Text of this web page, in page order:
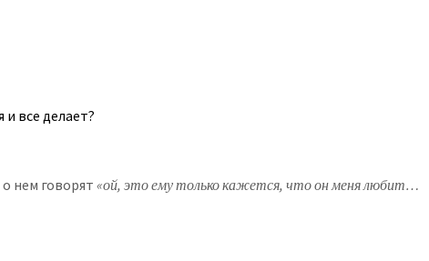
все делает?
нем говорят «ой, это ему только кажется, что он меня любит…